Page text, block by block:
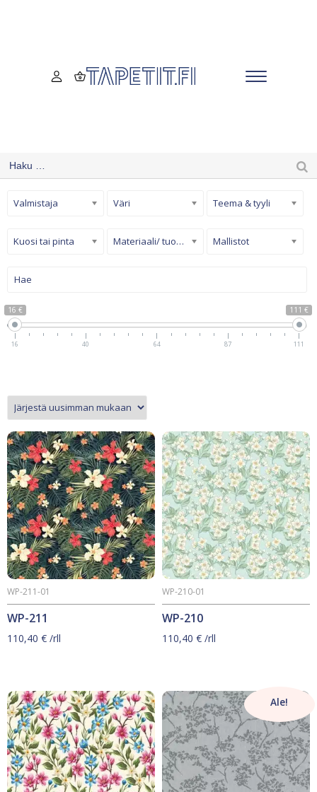
16 € 111 €
16 40 64 87 111
Valmistaja Väri Teema & tyyli
Kuosi tai pinta Materiaali/ tuotetyyppi Mallistot
WP-211
WP-211-01
110,40 € /rll
WP-210
WP-210-01
110,40 € /rll
Ale!